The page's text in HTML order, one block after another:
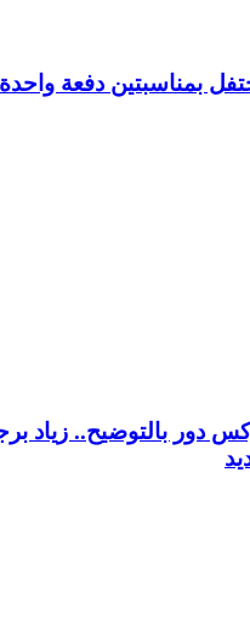
بمناسبتين دفعة واحدة
دور بالتوضيح.. زياد